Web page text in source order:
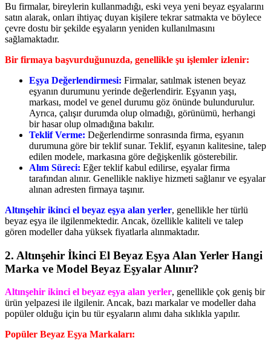
Bu firmalar, bireylerin kullanmadığı, eski veya yeni beyaz eşyalarını
satın alarak, onları ihtiyaç duyan kişilere tekrar satmakta ve böylece
çevre dostu bir şekilde eşyaların yeniden kullanılmasını
sağlamaktadır.
Bir firmaya başvurduğunuzda, genellikle şu işlemler izlenir:
Eşya Değerlendirmesi: Firmalar, satılmak istenen beyaz
eşyanın durumunu yerinde değerlendirir. Eşyanın yaşı,
markası, model ve genel durumu göz önünde bulundurulur.
Ayrıca, çalışır durumda olup olmadığı, görünümü, herhangi
bir hasar olup olmadığına bakılır.
Teklif Verme: Değerlendirme sonrasında firma, eşyanın
durumuna göre bir teklif sunar. Teklif, eşyanın kalitesine, talep
edilen modele, markasına göre değişkenlik gösterebilir.
Alım Süreci: Eğer teklif kabul edilirse, eşyalar firma
tarafından alınır. Genellikle nakliye hizmeti sağlanır ve eşyalar
alınan adresten firmaya taşınır.
Altınşehir ikinci el beyaz eşya alan yerler, genellikle her türlü
beyaz eşya ile ilgilenmektedir. Ancak, özellikle kaliteli ve talep
gören modeller daha yüksek fiyatlarla alınmaktadır.
2. Altınşehir İkinci El Beyaz Eşya Alan Yerler Hangi
Marka ve Model Beyaz Eşyalar Alınır?
Altınşehir ikinci el beyaz eşya alan yerler, genellikle çok geniş bir
ürün yelpazesi ile ilgilenir. Ancak, bazı markalar ve modeller daha
popüler olduğu için bu tür eşyaların alımı daha sıklıkla yapılır.
Popüler Beyaz Eşya Markaları: